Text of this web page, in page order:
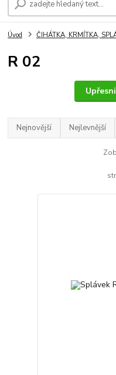
Úvod ČIHÁTKA, KRMÍTKA,
R 02
Nejnovější Nejlevnější